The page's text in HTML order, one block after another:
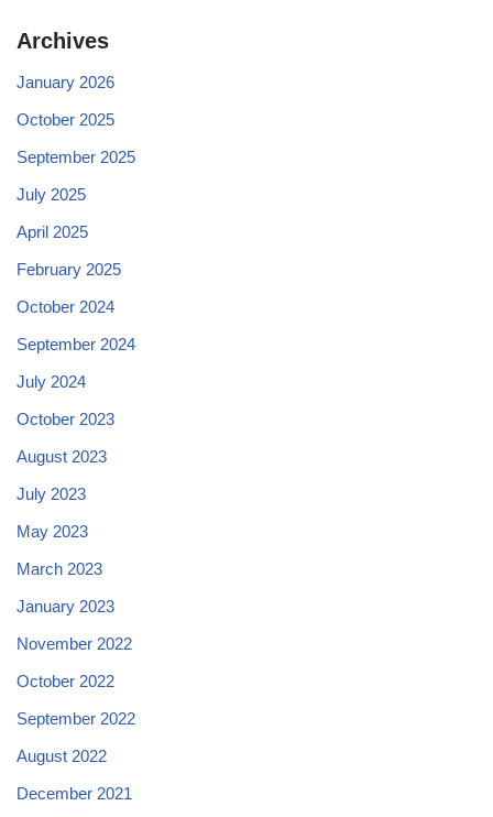
Archives
January 2026
October 2025
September 2025
July 2025
April 2025
February 2025
October 2024
September 2024
July 2024
October 2023
August 2023
July 2023
May 2023
March 2023
January 2023
November 2022
October 2022
September 2022
August 2022
December 2021